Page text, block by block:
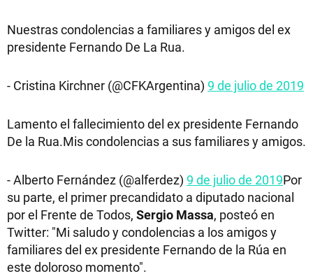
Nuestras condolencias a familiares y amigos del ex
presidente Fernando De La Rua.
- Cristina Kirchner (@CFKArgentina) 9 de julio de 2019
Lamento el fallecimiento del ex presidente Fernando
De la Rua.Mis condolencias a sus familiares y amigos.
- Alberto Fernández (@alferdez) 9 de julio de 2019Por
su parte, el primer precandidato a diputado nacional
por el Frente de Todos, Sergio Massa, posteó en
Twitter: "Mi saludo y condolencias a los amigos y
familiares del ex presidente Fernando de la Rúa en
este doloroso momento".